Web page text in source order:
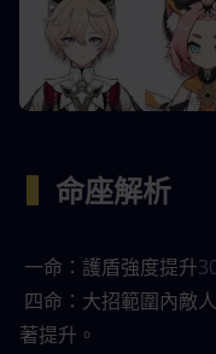
命座解析
一命：護盾強度提升
四命：大招範圍內敵
著提升。